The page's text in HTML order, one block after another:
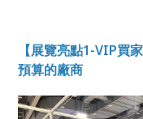
【展覽亮點1-VIP買
預算的廠商